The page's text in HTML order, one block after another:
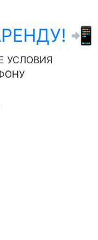
📲
УСЛОВИЯ